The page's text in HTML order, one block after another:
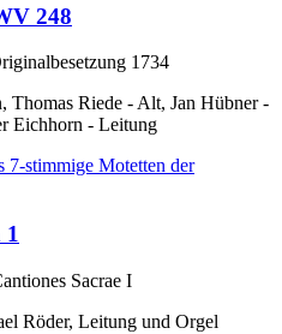
248
1734
Thomas Riede - Alt, Jan Hübner -
Eichhorn - Leitung
Sacrae I
Röder, Leitung und Orgel